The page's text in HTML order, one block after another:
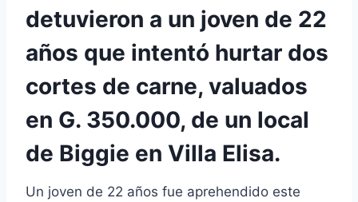
detuvieron a un joven de 22
años que intentó hurtar dos
cortes de carne, valuados
en G. 350.000, de un local
de Biggie en Villa Elisa.
Un joven de 22 años fue aprehendido este